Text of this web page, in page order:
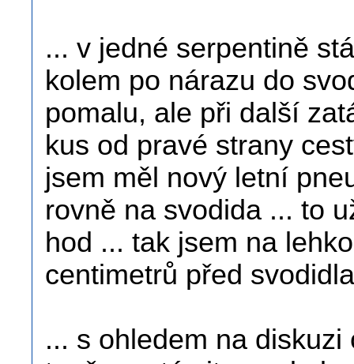
... v jedné serpentině
kolem po nárazu do
pomalu, ale při další
kus od pravé strany
jsem měl nový letní
rovně na svodida ... to
hod ... tak jsem na
centimetrů před
... s ohledem na